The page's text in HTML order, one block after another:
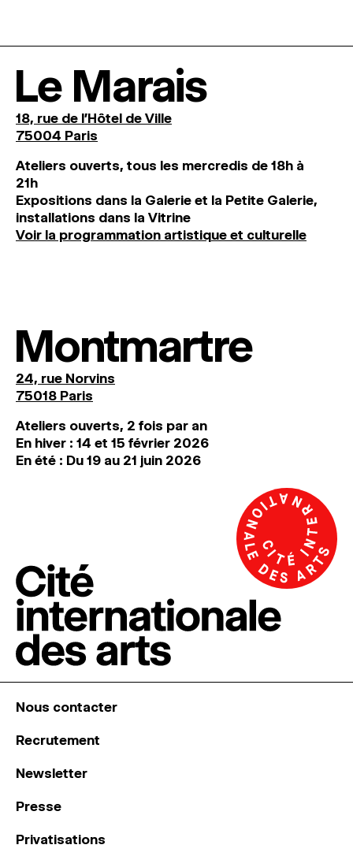
Le Marais
18, rue de l'Hôtel de Ville
75004 Paris
Ateliers ouverts, tous les mercredis de 18h à
21h
Expositions dans la Galerie et la Petite Galerie,
installations dans la Vitrine
Voir la programmation artistique et culturelle
Montmartre
24, rue Norvins
75018 Paris
Ateliers ouverts, 2 fois par an
En hiver : 14 et 15 février 2026
En été : Du 19 au 21 juin 2026
Nous contacter
Recrutement
Newsletter
Presse
Privatisations